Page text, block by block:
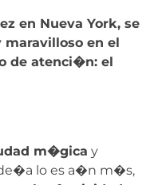
en Nueva York, se
maravilloso en el
de atenci�n: el
m�gica y
lo es a�n m�s,